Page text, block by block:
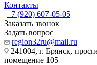
Контакты
+7 (920) 607-05-05
Заказать звонок
Задать вопрос
region32ru@mail.ru
241004, г. Брянск,
помещение 105